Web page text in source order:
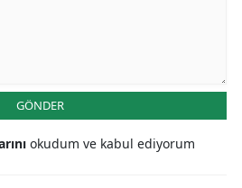
GÖNDER
okudum ve kabul ediyorum